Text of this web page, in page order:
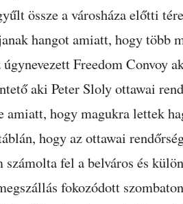
össze a városháza előtti
hangot amiatt, hogy több
Freedom Convoy
aki Peter Sloly ottawai
amiatt, hogy magukra lettek
hogy az ottawai
fel a belváros és
fokozódott